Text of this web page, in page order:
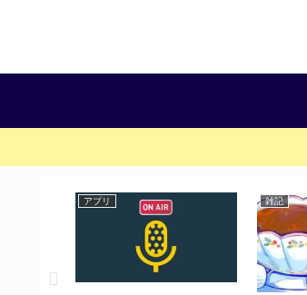
アプリ 雑記